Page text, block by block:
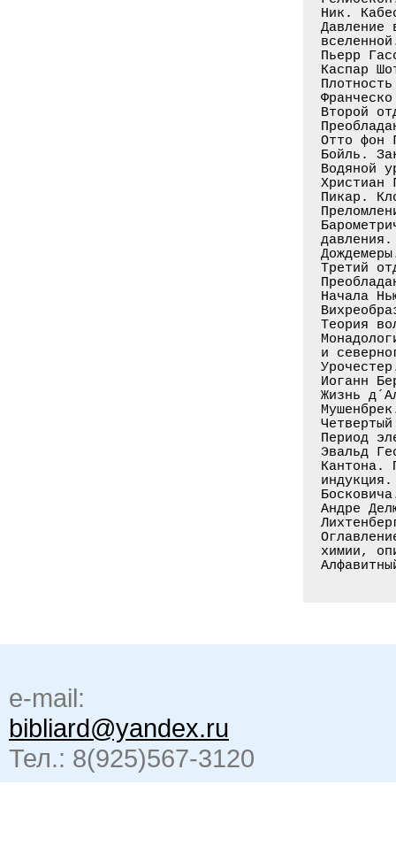
Ник.
Давление
Пьерр
Каспар
Второй
Отто фон
Бойль.
Водяной
Христиан
Пикар.
Третий
Начала
Теория
и
Иоганн
Жизнь
Период
Эвальд
Кантона.
Андре
химии,
e-mail:
bibliard@yandex.ru
Тел.: 8(925)567-3120